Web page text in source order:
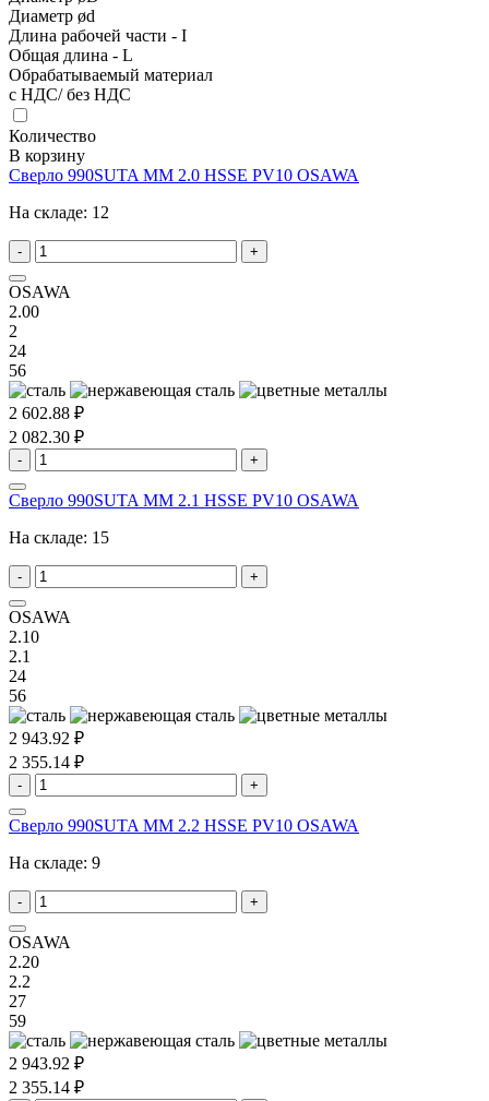
Диаметр ød
Длина рабочей части - I
Общая длина - L
Обрабатываемый материал
с НДС/ без НДС
Количество
В корзину
Сверло 990SUTA MM 2.0 HSSE PV10 OSAWA
На складе: 12
- +
OSAWA
2.00
2
24
56
2 602.88 ₽
2 082.30 ₽
- +
Сверло 990SUTA MM 2.1 HSSE PV10 OSAWA
На складе: 15
- +
OSAWA
2.10
2.1
24
56
2 943.92 ₽
2 355.14 ₽
- +
Сверло 990SUTA MM 2.2 HSSE PV10 OSAWA
На складе: 9
- +
OSAWA
2.20
2.2
27
59
2 943.92 ₽
2 355.14 ₽